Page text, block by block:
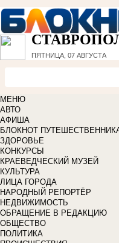
ПЯТНИЦА, 07 АВГУСТА
МЕНЮ
АВТО
АФИША
БЛОКНОТ
ЗДОРОВЬЕ
КОНКУРСЫ
КРАЕВЕДЧЕСКИЙ МУЗЕЙ
КУЛЬТУРА
ЛИЦА ГОРОДА
НАРОДНЫЙ РЕПОРТЁР
НЕДВИЖИМОСТЬ
ОБРАЩЕНИЕ В РЕДАКЦИЮ
ОБЩЕСТВО
ПОЛИТИКА